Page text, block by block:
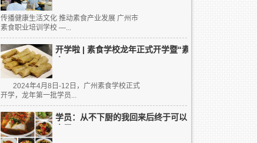
传播健康生活文化 推动素食产业发展 广州市
素食职业培训学校 —...
开学啦 | 素食学校龙年正式开学暨“素
食...
2024年4月8日-12日，广州素食学校正式
开学，龙年第一批学员...
学员：从不下厨的我回来后终于可以